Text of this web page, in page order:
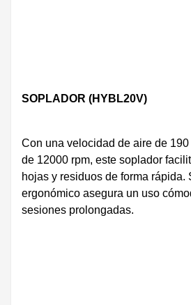
SOPLADOR (HYBL20V)
Con una velocidad de aire de
de 12000 rpm, este soplador
hojas y residuos de forma rápida.
ergonómico asegura un uso
sesiones prolongadas.